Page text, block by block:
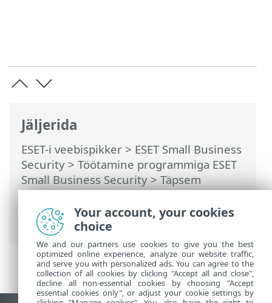
Jäljerida
ESET-i veebispikker > ESET Small Business
Security > Töötamine programmiga ESET
Small Business Security>Täpsem
häälestus>Kaitsed>Veebikasutuse
kaitse> URL-loendite haldus> Kuidas
lisada URL-i maski?
Your account, your cookies
choice
We and our partners use cookies to give you the best
optimized online experience, analyze our website traffic,
and serve you with personalized ads. You can agree to the
collection of all cookies by clicking "Accept all and close",
decline all non-essential cookies by choosing "Accept
essential cookies only", or adjust your cookie settings by